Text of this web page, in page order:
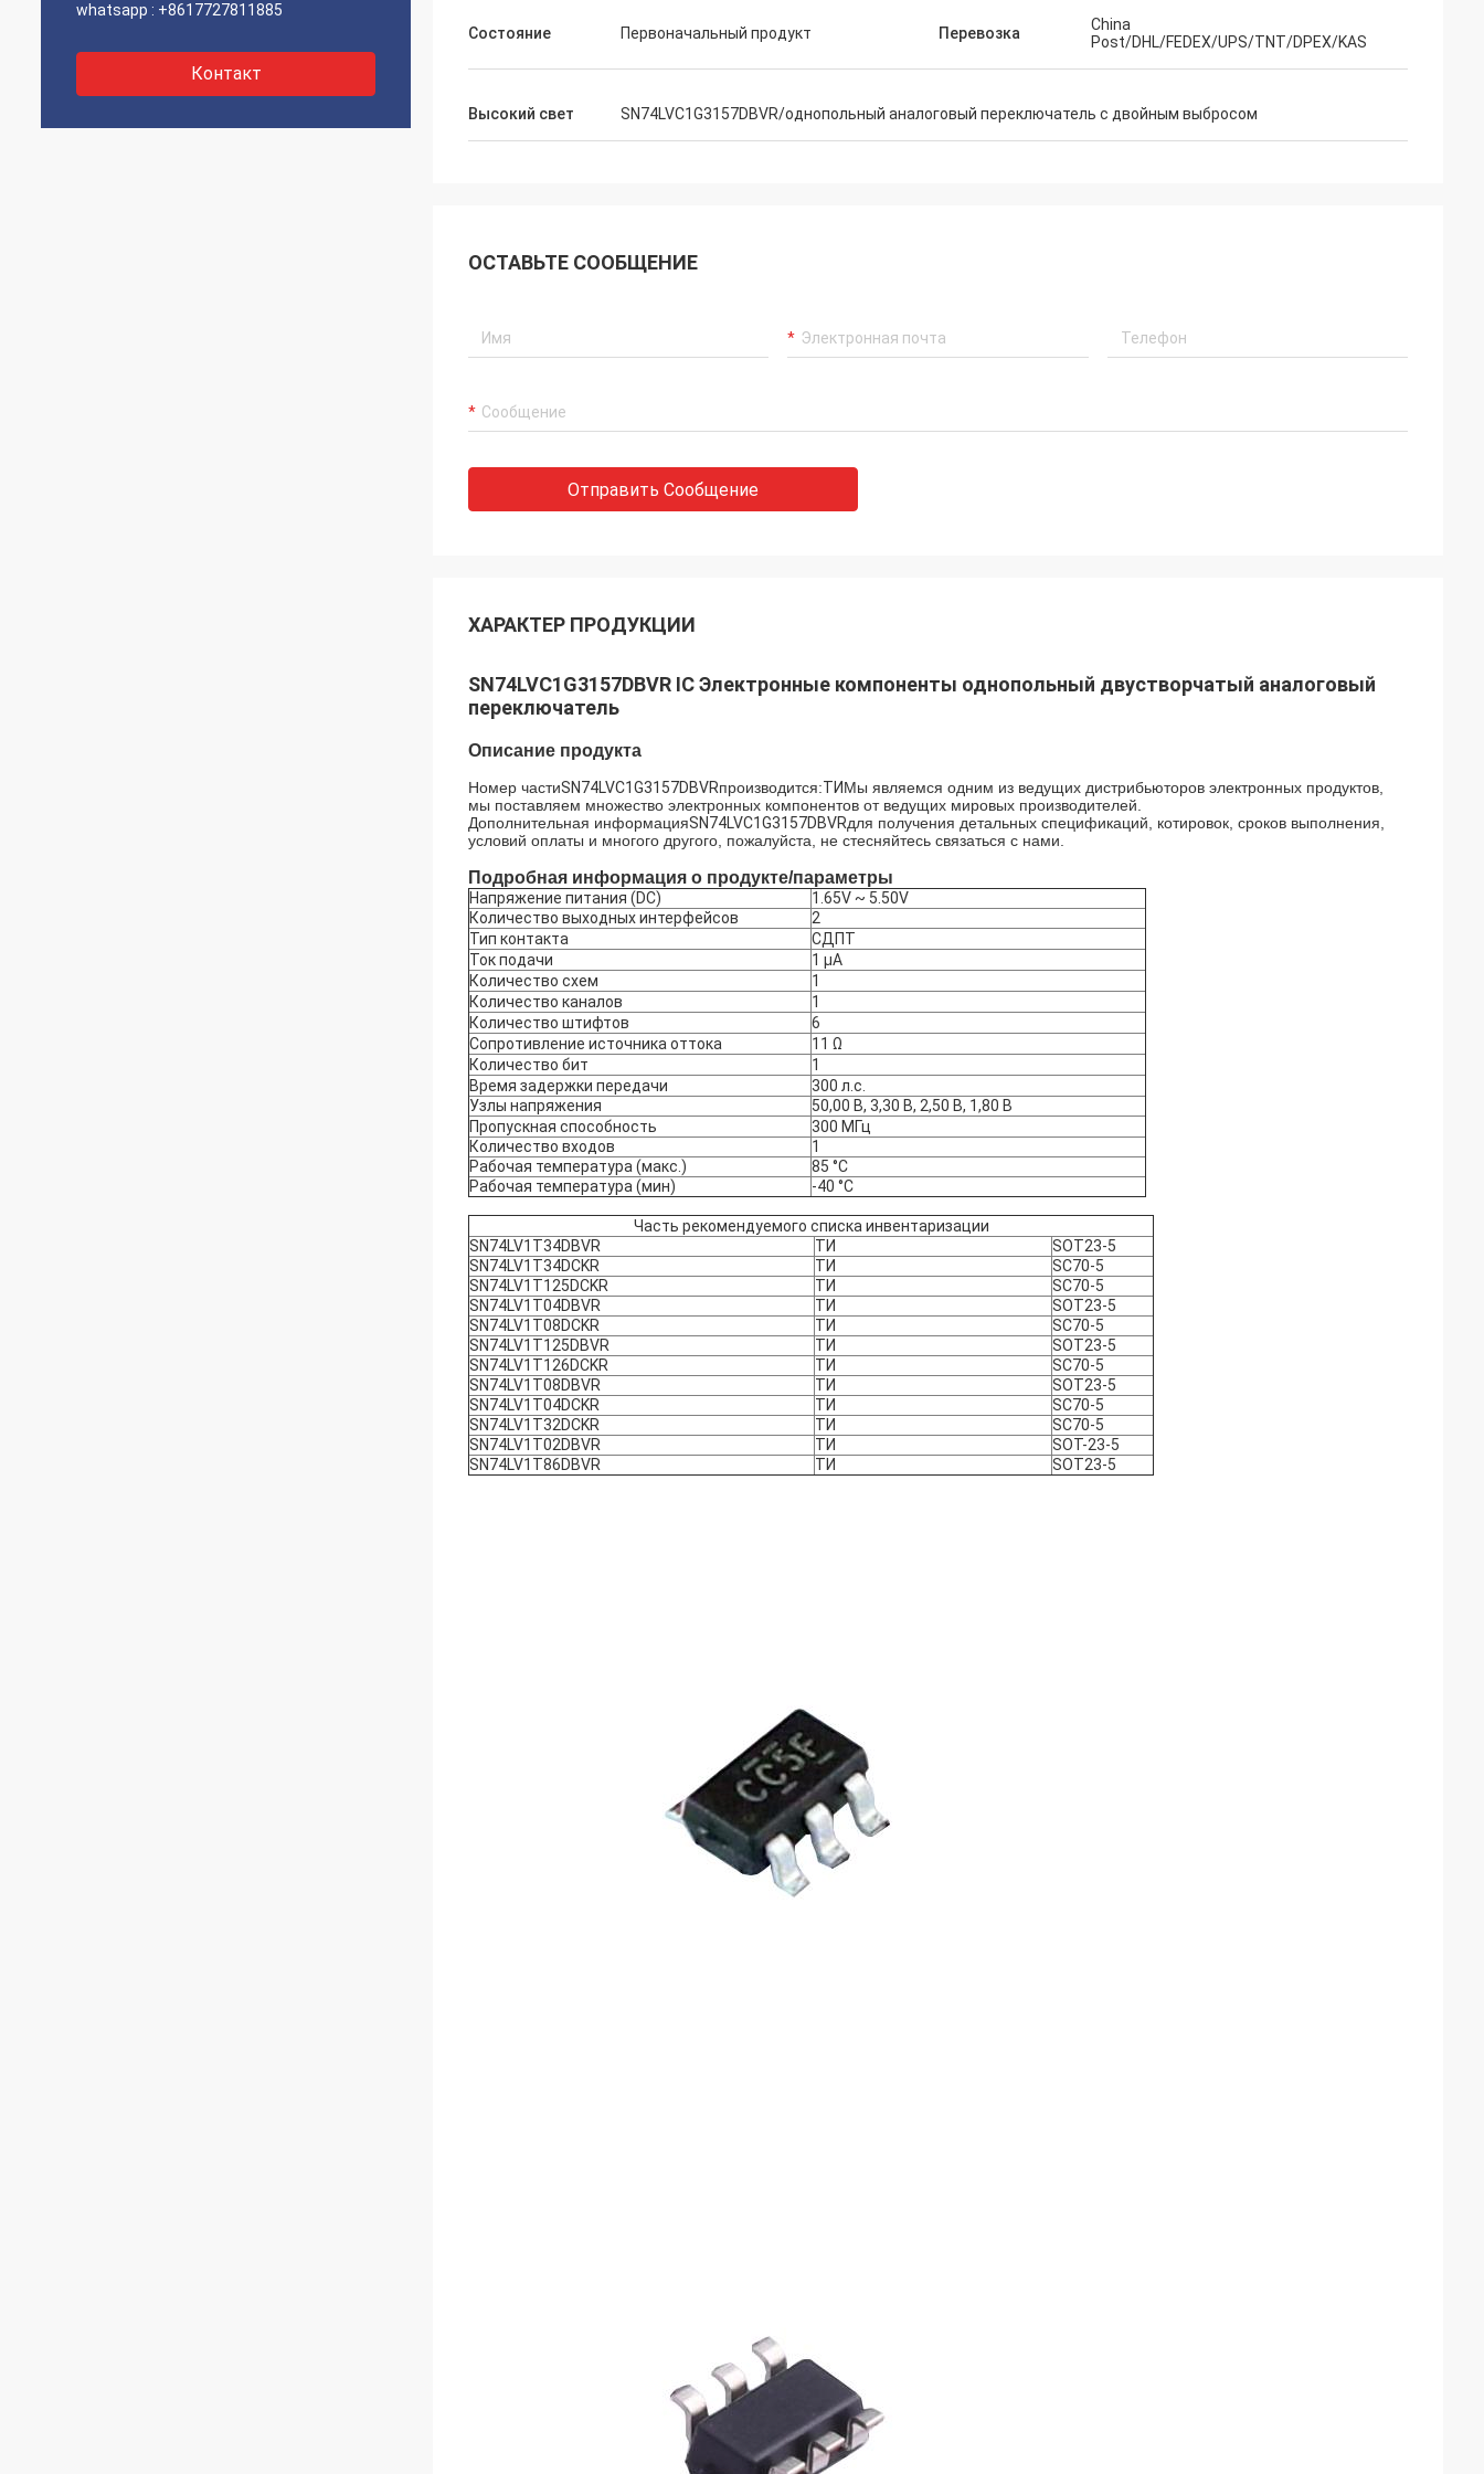
whatsapp : +8617727811885
Контакт
Состояние Первоначальный продукт Перевозка
China
Post/DHL/FEDEX/UPS/TNT/DPEX/KAS
Высокий свет SN74LVC1G3157DBVR/однопольный аналоговый переключатель с двойным выбросом
ОСТАВЬТЕ СООБЩЕНИЕ
Отправить Сообщение
ХАРАКТЕР ПРОДУКЦИИ
SN74LVC1G3157DBVR IC Электронные компоненты однопольный двустворчатый аналоговый
переключатель
Описание продукта
Номер частиSN74LVC1G3157DBVRпроизводится:ТИМы являемся одним из ведущих дистрибьюторов электронных продуктов,
мы поставляем множество электронных компонентов от ведущих мировых производителей.
Дополнительная информацияSN74LVC1G3157DBVRдля получения детальных спецификаций, котировок, сроков выполнения,
условий оплаты и многого другого, пожалуйста, не стесняйтесь связаться с нами.
Подробная информация о продукте/параметры
Напряжение питания (DC)
1.65V ~ 5.50V
Количество выходных интерфейсов
2
Тип контакта
СДПТ
Ток подачи
1 μA
Количество схем
1
Количество каналов
1
Количество штифтов
6
Сопротивление источника оттока
11 Ω
Количество бит
1
Время задержки передачи
300 л.с.
Узлы напряжения
50,00 В, 3,30 В, 2,50 В, 1,80 В
Пропускная способность
300 МГц
Количество входов
1
Рабочая температура (макс.)
85 °C
Рабочая температура (мин)
-40 °C
Часть рекомендуемого списка инвентаризации
SN74LV1T34DBVR
ТИ
SOT23-5
SN74LV1T34DCKR
ТИ
SC70-5
SN74LV1T125DCKR
ТИ
SC70-5
SN74LV1T04DBVR
ТИ
SOT23-5
SN74LV1T08DCKR
ТИ
SC70-5
SN74LV1T125DBVR
ТИ
SOT23-5
SN74LV1T126DCKR
ТИ
SC70-5
SN74LV1T08DBVR
ТИ
SOT23-5
SN74LV1T04DCKR
ТИ
SC70-5
SN74LV1T32DCKR
ТИ
SC70-5
SN74LV1T02DBVR
ТИ
SOT-23-5
SN74LV1T86DBVR
ТИ SOT23-5